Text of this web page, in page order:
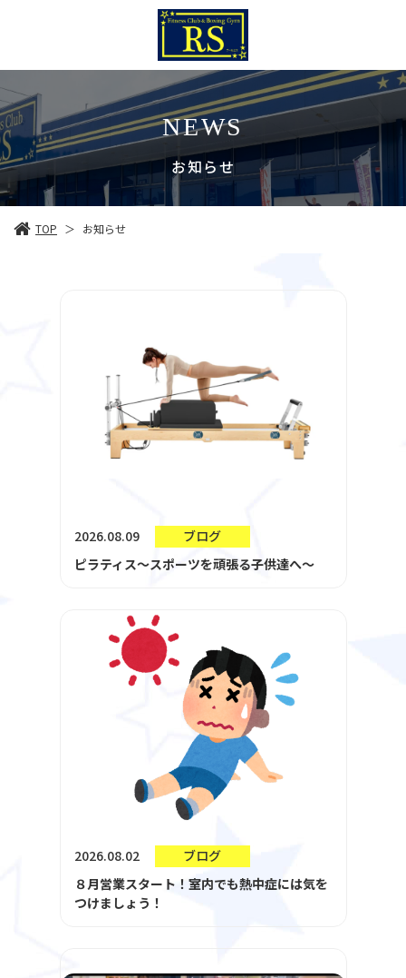
NEWS
お知らせ
TOP ＞ お知らせ
2026.08.09 ブログ
ピラティス～スポーツを頑張る子供達へ～
2026.08.02 ブログ
８月営業スタート！室内でも熱中症には気を
つけましょう！